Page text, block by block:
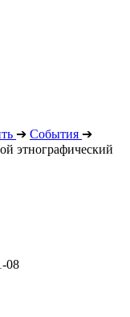
➔ События ➔
этнографический
08